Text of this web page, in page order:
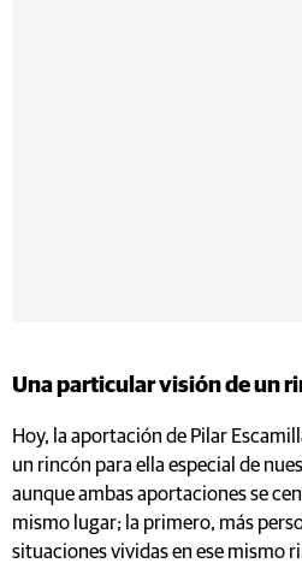
Una particular visión de un
Hoy, la aportación de Pilar
un rincón para ella especial de
aunque ambas aportaciones se
mismo lugar; la primero, más
situaciones vividas en ese mismo